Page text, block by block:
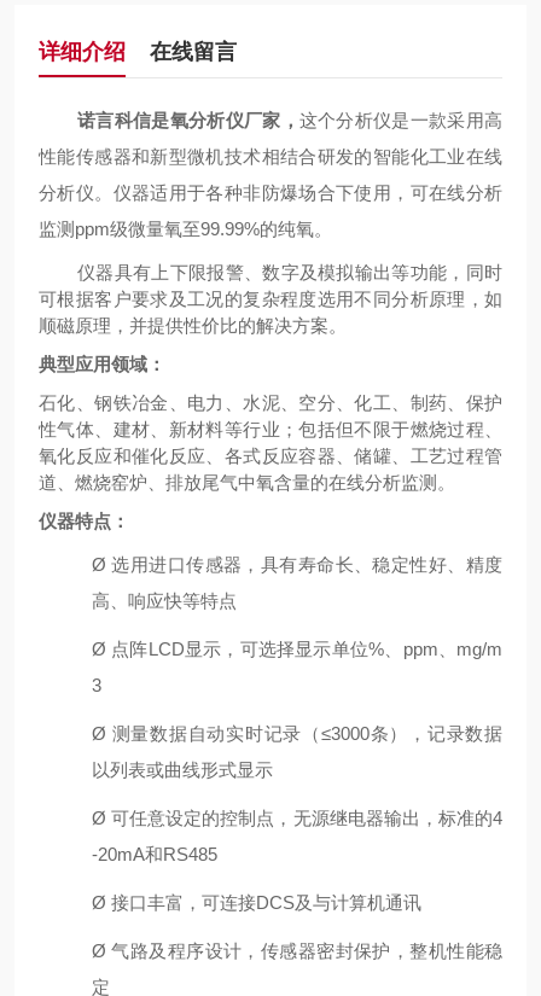
详细介绍 在线留言
诺言科信是氧分析仪厂家 ， 这个分析仪是一款采用高
性能传感器和新型微机技术相结合研发的智能化工业在线
分析仪。仪器适用于各种非防爆场合下使用，可在线分析
监测 ppm级微量氧至99.99%的纯氧。
仪器具有上下限报警、数字及模拟输出等功能，同时
可根据客户要求及工况的复杂程度选用不同分析原理，如
顺磁原理，并提供性价比的解决方案。
典型应用领域：
石化、钢铁冶金、电力、水泥、 空分、化工 、制药 、保护
性气体、建材 、新材料等行业；包括但不限于燃烧过程、
氧化反应和催化反应、各式反应容器、储罐、工艺过程管
道、燃烧窑炉、排放尾气中氧含量的在线分析监测。
仪器特点：
Ø选用进口传感器，具有寿命长、稳定性好、 精度
高、响应快等特点
Ø 点阵L CD显示 ， 可选择显示单位%、ppm、mg/m
3
Ø 测量数据自动实时记录 （≤3000条）， 记录数据
以列表或曲线形式显示
Ø可任意设定的控制点 ，无源继电器输出， 标准的4
-20mA和RS485
Ø 接口丰富，可连接DCS及与计算机通讯
Ø气路及程序设计，传感器密封保护，整机性能稳
定